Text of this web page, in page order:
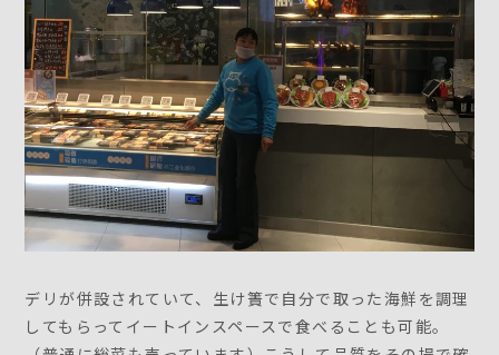
デリが併設されていて、生け簀で自分で取った海鮮を調理
してもらってイートインスペースで食べることも可能。